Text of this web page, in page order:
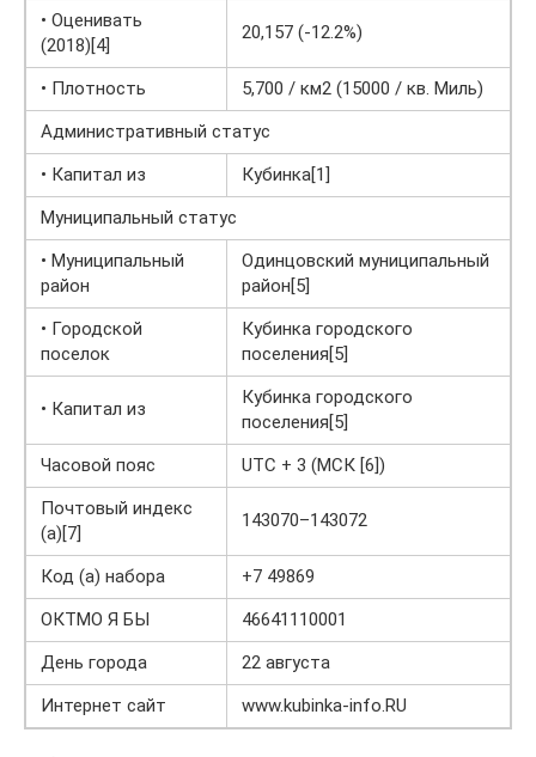
• Оценивать
(2018)[4]
20,157 (-12.2%)
• Плотность
5,700 / км2 (15000 / кв. Миль)
Административный статус
• Капитал из
Кубинка[1]
Муниципальный статус
• Муниципальный
район
Одинцовский муниципальный
район[5]
• Городской
поселок
Кубинка городского
поселения[5]
• Капитал из
Кубинка городского
поселения[5]
Часовой пояс
UTC + 3 (МСК [6])
Почтовый индекс
(а)[7]
143070–143072
Код (а) набора
+7 49869
ОКТМО Я БЫ
46641110001
День города
22 августа
Интернет сайт
www.kubinka-info.RU